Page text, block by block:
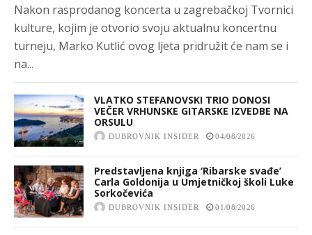
Nakon rasprodanog koncerta u zagrebačkoj Tvornici
kulture, kojim je otvorio svoju aktualnu koncertnu
turneju, Marko Kutlić ovog ljeta pridružit će nam se i
na...
VLATKO STEFANOVSKI TRIO DONOSI
VEČER VRHUNSKE GITARSKE IZVEDBE NA
ORSULU
DUBROVNIK INSIDER 04/08/2026
Predstavljena knjiga ‘Ribarske svađe’
Carla Goldonija u Umjetničkoj školi Luke
Sorkočevića
DUBROVNIK INSIDER 01/08/2026